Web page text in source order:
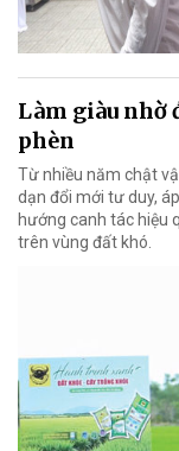
Làm giàu nhờ
phèn
Từ nhiều năm chật
dạn đổi mới tư duy,
hướng canh tác hiệu
trên vùng đất khó.